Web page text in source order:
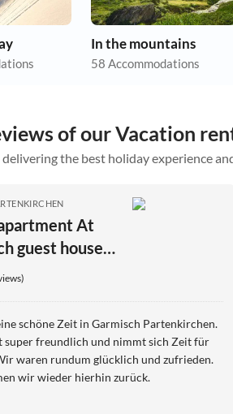
In the mountains
58 Accommodations
of our Vacation
the best holiday experience
At
guest house
schöne Zeit in Garmisch Partenkirchen.
super freundlich und nimmt sich Zeit für
waren rundum glücklich und zufrieden.
wir wieder hierhin zurück.